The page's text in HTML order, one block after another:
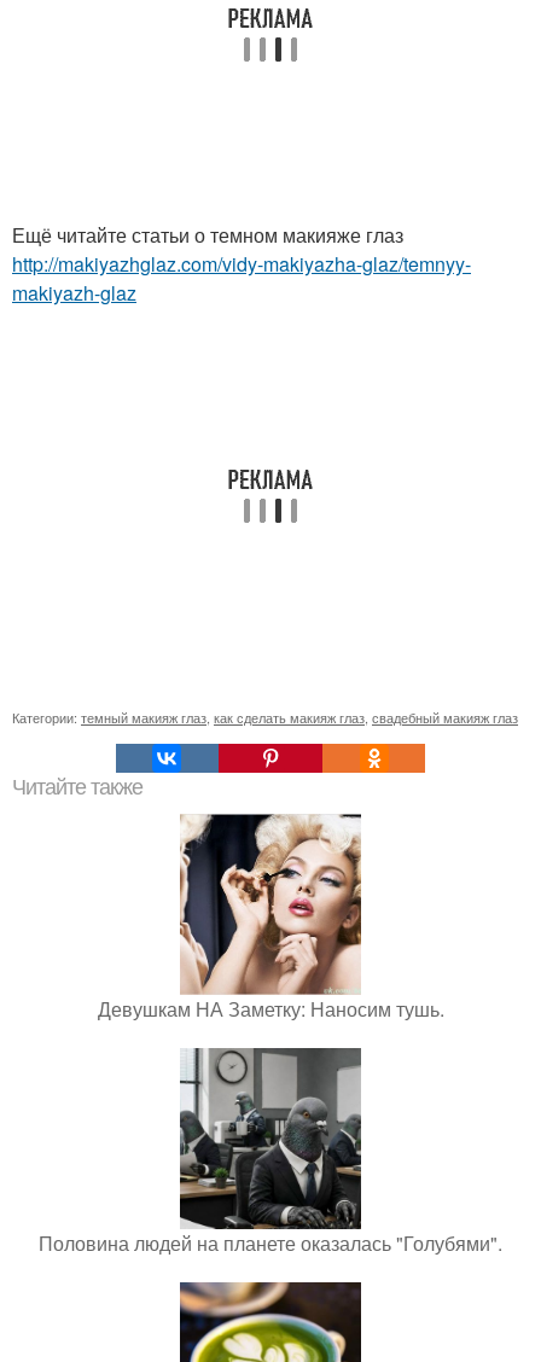
Ещё читайте статьи о темном макияже глаз
http://makiyazhglaz.com/vidy-makiyazha-glaz/temnyy-
makiyazh-glaz
Категории: темный макияж глаз как сделать макияж глаз свадебный макияж глаз
Читайте также
Девушкам НА Заметку: Наносим тушь.
Половина людей на планете оказалась "Голубями".